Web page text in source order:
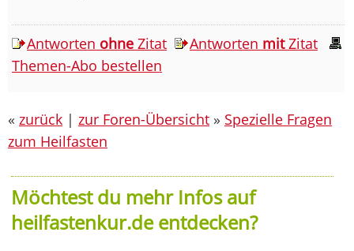
Antworten ohne Zitat Antworten mitZitat
Themen-Abo bestellen
« zurück | zur Foren-Übersicht » Spezielle Fragen
zum Heilfasten
Möchtest du mehr Infos auf
heilfastenkur.de entdecken?